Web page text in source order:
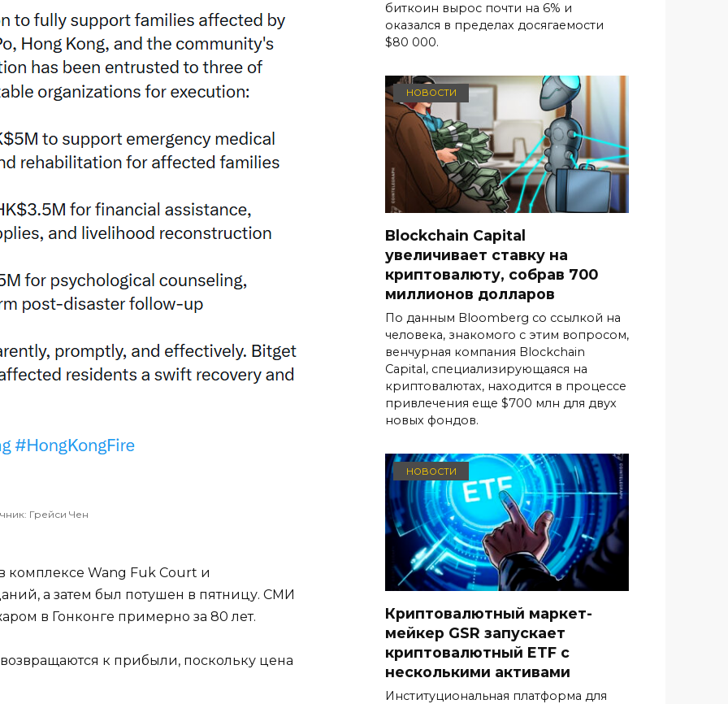
Грейси Чен
комплексе Wang Fuk Court и
а затем был потушен в пятницу. СМИ
в Гонконге примерно за 80 лет.
к прибыли, поскольку цена
биткоин вырос почти на 6% и
оказался в пределах досягаемости
$80 000.
НОВОСТИ
Blockchain Capital
увеличивает ставку на
криптовалюту, собрав 700
миллионов долларов
По данным Bloomberg со ссылкой на
человека, знакомого с этим вопросом,
венчурная компания Blockchain
Capital, специализирующаяся на
криптовалютах, находится в процессе
привлечения еще $700 млн для двух
новых фондов.
НОВОСТИ
Криптовалютный маркет-
мейкер GSR запускает
криптовалютный ETF с
несколькими активами
Институциональная платформа для